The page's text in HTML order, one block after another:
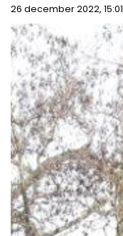
26 december 2022, 15:01